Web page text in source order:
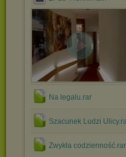
Na legalu.rar
Szacunek Ludzi
Zwykła codzienność.rar